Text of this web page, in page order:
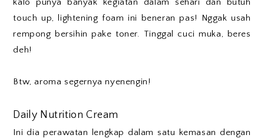
kalo punya banyak kegiatan dalam sehari dan butuh
touch up, lightening foam ini beneran pas! Nggak usah
rempong bersihin pake toner. Tinggal cuci muka, beres
deh!
Btw, aroma segernya nyenengin!
Daily Nutrition Cream
Ini dia perawatan lengkap dalam satu kemasan dengan